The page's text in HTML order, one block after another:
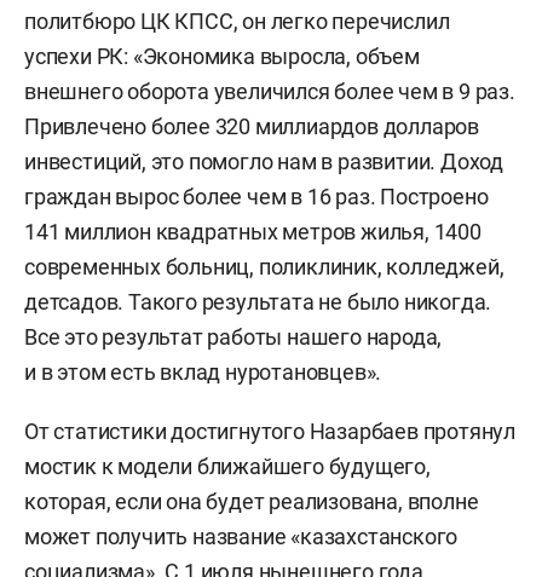
политбюро ЦК КПСС, он легко перечислил
успехи РК: «Экономика выросла, объем
внешнего оборота увеличился более чем в 9 раз.
Привлечено более 320 миллиардов долларов
инвестиций, это помогло нам в развитии. Доход
граждан вырос более чем в 16 раз. Построено
141 миллион квадратных метров жилья, 1400
современных больниц, поликлиник, колледжей,
детсадов. Такого результата не было никогда.
Все это результат работы нашего народа,
и в этом есть вклад нуротановцев».
От статистики достигнутого Назарбаев протянул
мостик к модели ближайшего будущего,
которая, если она будет реализована, вполне
может получить название «казахстанского
социализма». С 1 июля нынешнего года